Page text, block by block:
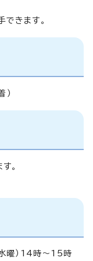
きます。
。
曜）14時～15時